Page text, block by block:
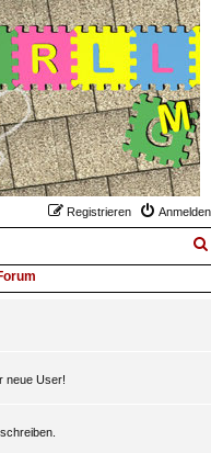
Anmelden
Registrieren
neue User!